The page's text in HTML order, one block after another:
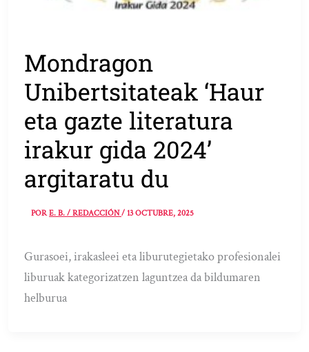
Mondragon
Unibertsitateak ‘Haur
eta gazte literatura
irakur gida 2024’
argitaratu du
PORE. B. / REDACCIÓN/13 OCTUBRE, 2025
Gurasoei, irakasleei eta liburutegietako profesionalei
liburuak kategorizatzen laguntzea da bildumaren
helburua